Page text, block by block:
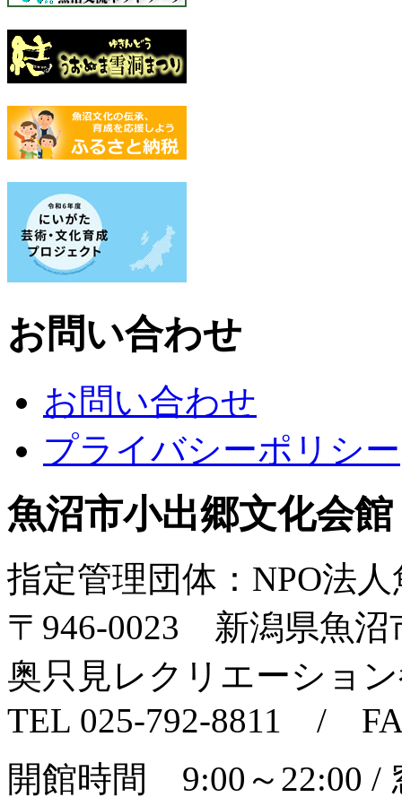
お問い合わせ
お問い合わせ
プライバシーポリシー
魚沼市小出郷文化会館
指定管理団体：NPO法
〒946‐0023 新潟県魚沼
奥只見レクリエーショ
TEL 025-792-8811 /
開館時間 9:00～22:00 /